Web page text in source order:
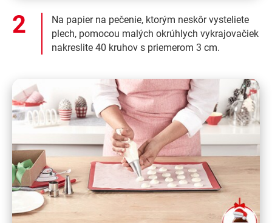
Na papier na pečenie, ktorým neskôr vysteliete
plech, pomocou malých okrúhlych vykrajovačiek
nakreslite 40 kruhov s priemerom 3 cm.